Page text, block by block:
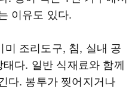
이유도 있다.
조리도구, 침, 실내 공
다. 일반 식재료와 함께
다. 봉투가 찢어지거나